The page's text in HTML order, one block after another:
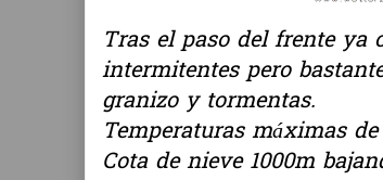
Tras el paso del frente ya
intermitentes pero
granizo y tormentas.
Temperaturas máximas
Cota de nieve 1000m